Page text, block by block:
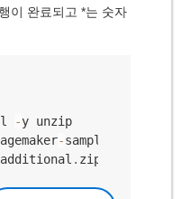
이 완료되고 *는 숫자
-y unzip
-sample
additional . zip